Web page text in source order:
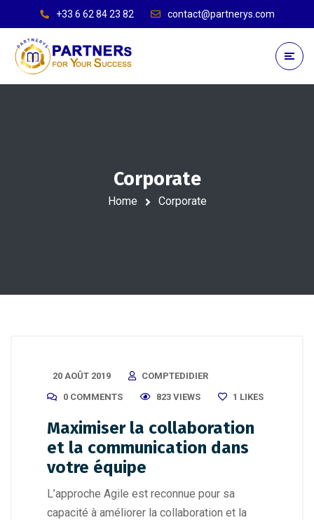
+33 6 62 84 23 82 contact@partnerys.com
Corporate
Home Corporate
20 AOÛT 2019
COMPTEDIDIER
0 COMMENTS
823 VIEWS 1 LIKES
Maximiser la collaboration
et la communication dans
votre équipe
L’approche Agile est reconnue pour sa
capacité à améliorer la collaboration et la